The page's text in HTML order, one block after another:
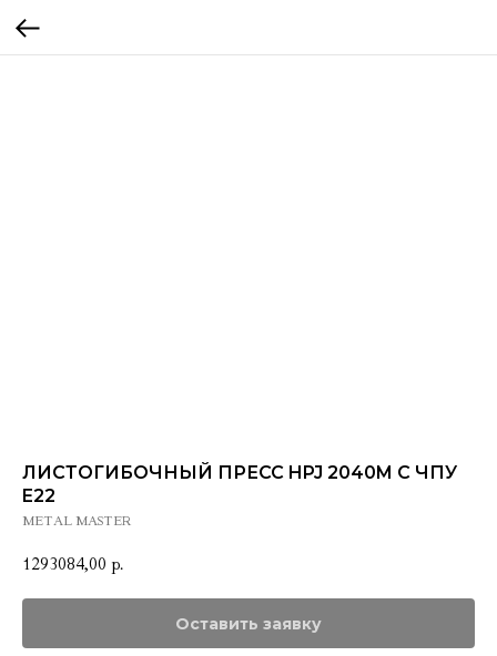
ЛИСТОГИБОЧНЫЙ ПРЕСС HPJ 2040M C ЧПУ
E22
METAL MASTER
1293084,00 р.
Оставить заявку